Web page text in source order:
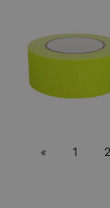
« 1 2